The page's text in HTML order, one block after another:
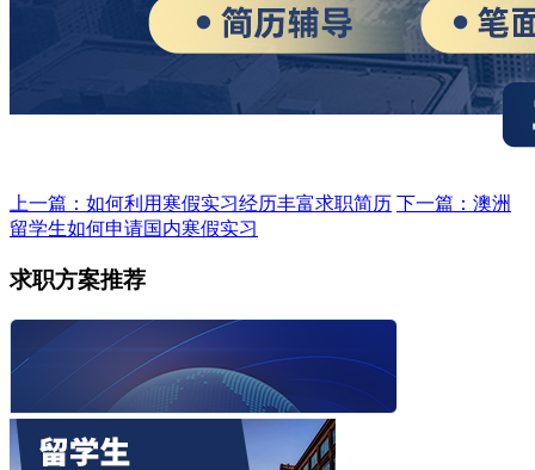
上一篇：如何利用寒假实习经历丰富求职简历 下一篇：澳洲
留学生如何申请国内寒假实习
求职方案推荐